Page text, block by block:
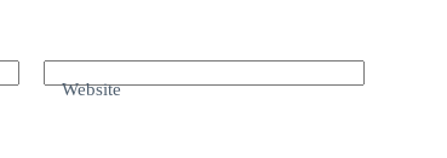
Website